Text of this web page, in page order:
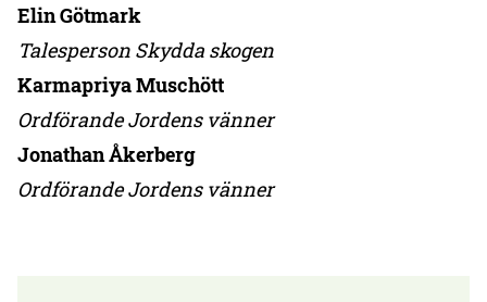
Elin Götmark
Talesperson Skydda skogen
Karmapriya Muschött
Ordförande Jordens vänner
Jonathan Åkerberg
Ordförande Jordens vänner